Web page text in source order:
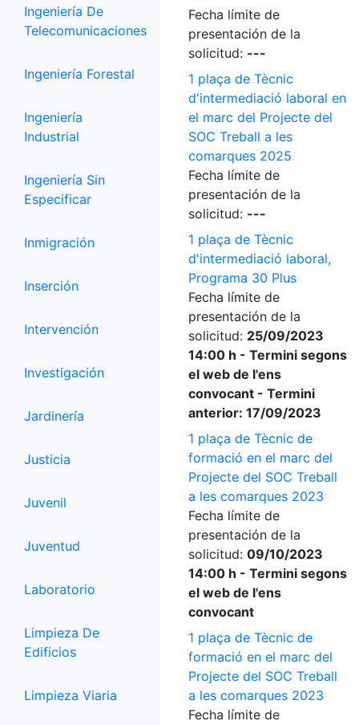
Ingeniería De
Telecomunicaciones
Ingeniería Forestal
Ingeniería
Industrial
Ingeniería Sin
Especificar
Inmigración
Inserción
Intervención
Investigación
Jardinería
Justicia
Juvenil
Juventud
Laboratorio
Limpieza De
Edificios
Limpieza Viaria
Fecha límite de
presentación de la
solicitud: ---
1 plaça de Tècnic
d'intermediació laboral en
el marc del Projecte del
SOC Treball a les
comarques 2025
Fecha límite de
presentación de la
solicitud: ---
1 plaça de Tècnic
d'intermediació laboral,
Programa 30 Plus
Fecha límite de
presentación de la
solicitud: 25/09/2023
14:00 h - Termini segons
el web de l'ens
convocant - Termini
anterior: 17/09/2023
1 plaça de Tècnic de
formació en el marc del
Projecte del SOC Treball
a les comarques 2023
Fecha límite de
presentación de la
solicitud: 09/10/2023
14:00 h - Termini segons
el web de l'ens
convocant
1 plaça de Tècnic de
formació en el marc del
Projecte del SOC Treball
a les comarques 2023
Fecha límite de